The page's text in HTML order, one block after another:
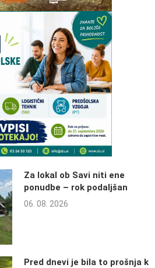
Za lokal ob Savi niti ene
ponudbe – rok podaljšan
06. 08. 2026
Pred dnevi je bila to prošnja k